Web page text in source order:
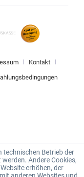
Kontakt
technischen Betrieb der
Andere Cookies,
erhöhen, der